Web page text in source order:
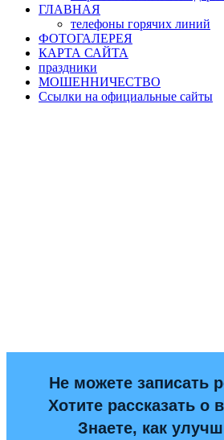
ГЛАВНАЯ
телефоны горячих линий
ФОТОГАЛЕРЕЯ
КАРТА САЙТА
праздники
МОШЕННИЧЕСТВО
Ссылки на официальные сайты
Не можете записать
Хотите рассказать о
Знаете, как